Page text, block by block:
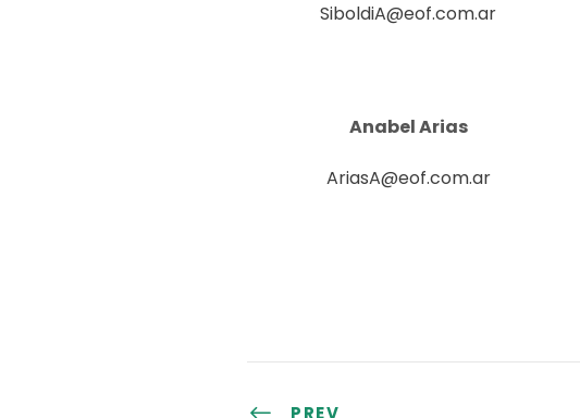
SiboldiA@eof.com.ar
Anabel Arias
AriasA@eof.com.ar
PREV